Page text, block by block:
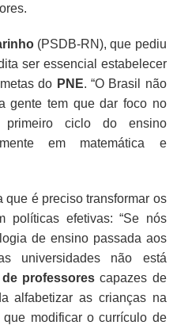
(PSDB-RN), que pediu
ser essencial estabelecer
do PNE. “O Brasil não
gente tem que dar foco no
ciclo do ensino
em matemática e
que é preciso transformar os
políticas efetivas: “Se nós
de ensino passada aos
universidades não está
professorescapazes de
alfabetizar as crianças na
modificar o currículo de